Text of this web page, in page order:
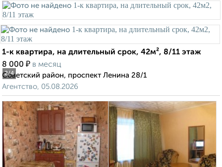
2/4
1-к квартира, на длительный срок, 42м², 8/11 этаж
8 000 ₽ в месяц
Советский район, проспект Ленина 28/1
Агентство, 05.08.2026